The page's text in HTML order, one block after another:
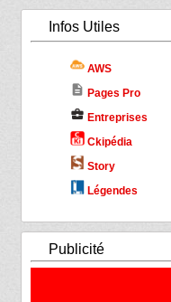
Infos Utiles
AWS
description Pages Pro
business_center Entreprises
Ckipédia
Story
Légendes
Publicité